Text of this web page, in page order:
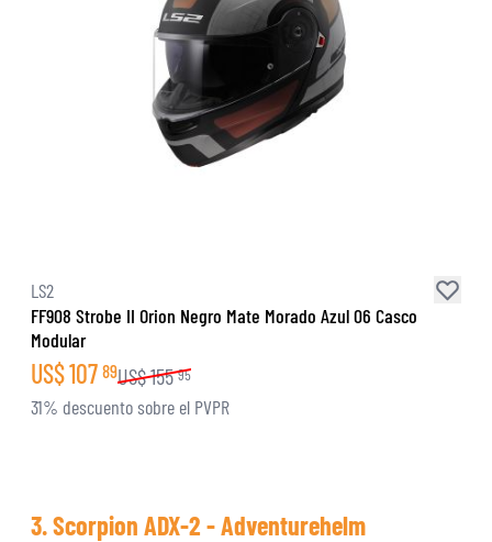
LS2
FF908 Strobe II Orion Negro Mate Morado Azul 06 Casco
Modular
US$107 89US$155 95
31% descuento sobre el PVPR
3. Scorpion ADX-2 - Adventurehelm